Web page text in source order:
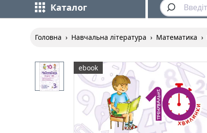
Каталог
Головна › Навчальна література › Математика ›
ebook